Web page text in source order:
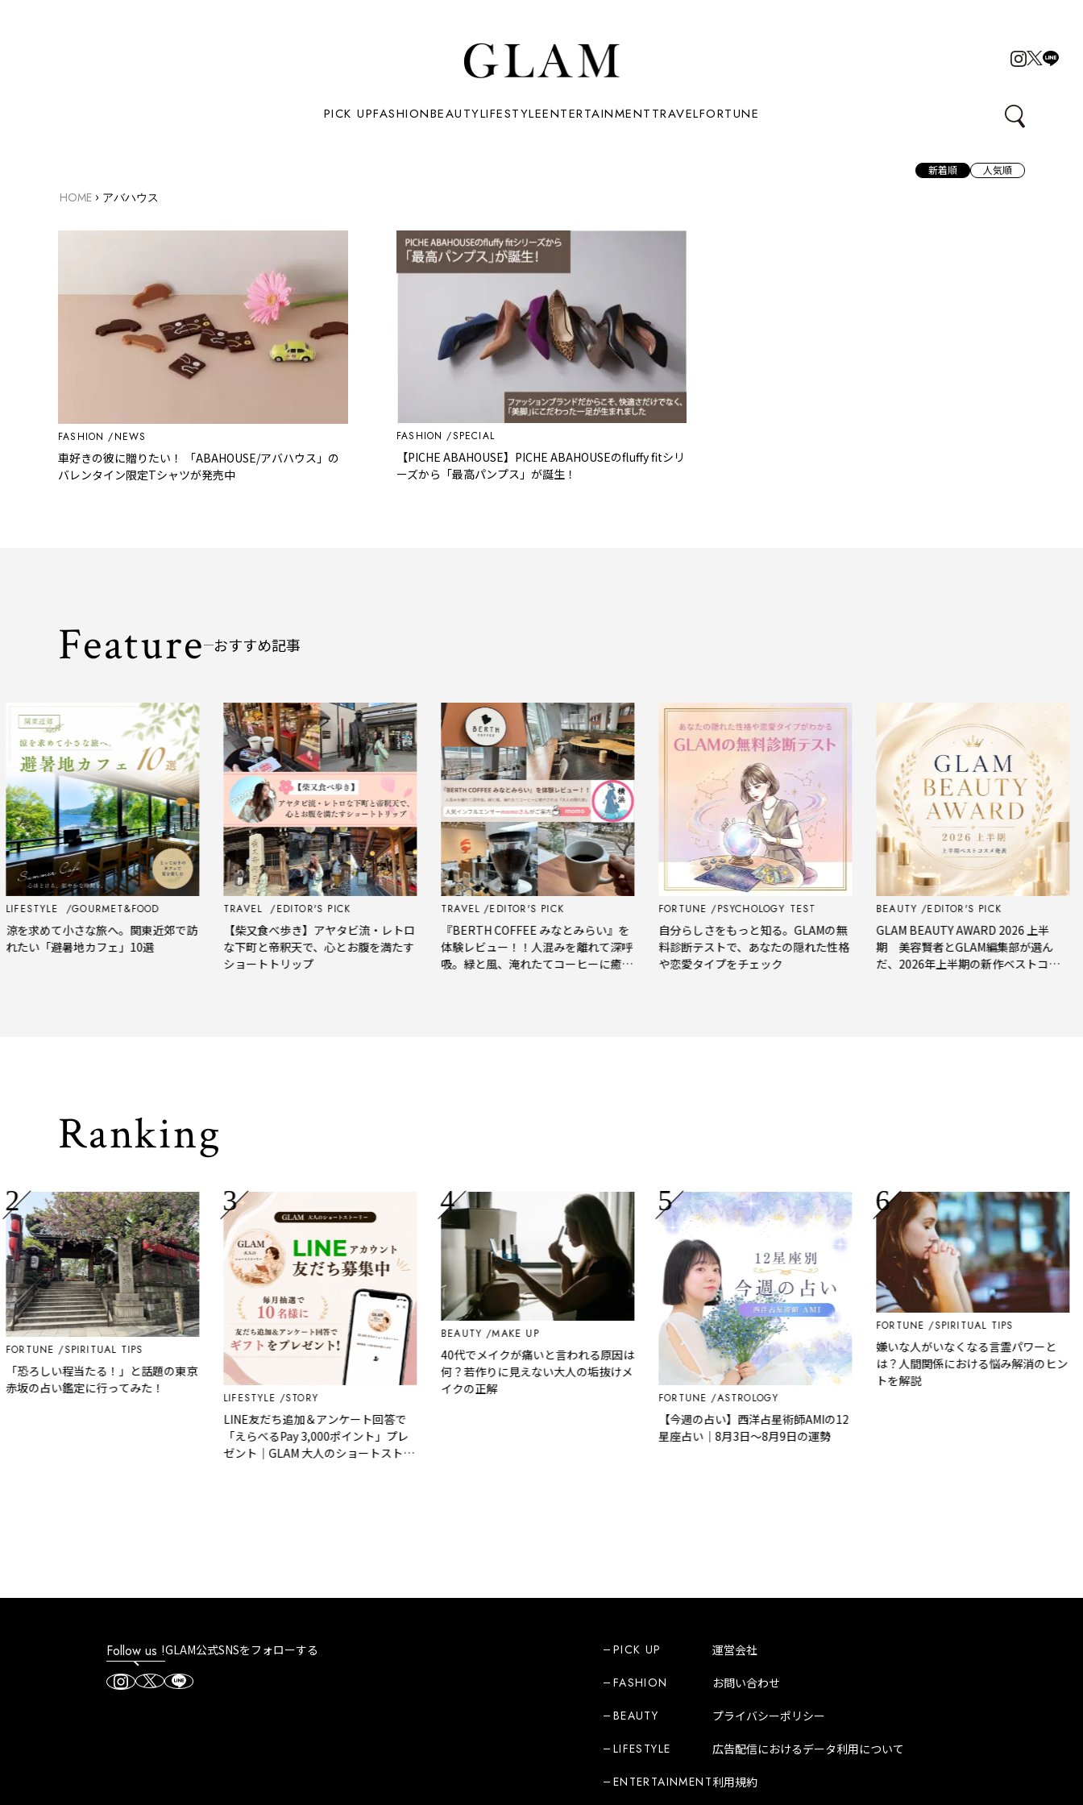
PICK UPFASHIONBEAUTYLIFESTYLEENTERTAINMENTTRAVELFORTUNE
新着順 人気順
HOME › アバハウス
FASHION NEWS
車好きの彼に贈りたい！ 「ABAHOUSE/アバハウス」の
バレンタイン限定Tシャツが発売中
FASHION SPECIAL
【PICHE ABAHOUSE】PICHE ABAHOUSEのfluffy fitシリ
ーズから「最高パンプス」が誕生！
Feature おすすめ記事
GOURMET&FOOD
求めて小さな旅へ。関東近郊で訪
い「避暑地カフェ」10選
TRAVEL EDITOR'S PICK
【柴又食べ歩き】アヤタビ流・レトロ
な下町と帝釈天で、心とお腹を満たす
ショートトリップ
TRAVEL EDITOR'S PICK
『BERTH COFFEE みなとみらい』を
体験レビュー！！人混みを離れて深呼
吸。緑と風、淹れたてコーヒーに癒や
FORTUNE PSYCHOLOGY TEST
自分らしさをもっと知る。GLAMの無
料診断テストで、あなたの隠れた性格
や恋愛タイプをチェック
BEAUTY EDITOR'S PICK
GLAM BEAUTY AWARD 2026 上半
期 美容賢者とGLAM編集部が選ん
だ、2026年上半期の新作ベストコス
Ranking
SPIRITUAL TIPS
ろしい程当たる！」と話題の東京
の占い鑑定に行ってみた！
LIFESTYLE STORY
LINE友だち追加＆アンケート回答で
「えらべるPay 3,000ポイント」プレ
ゼント｜GLAM 大人のショートストー
BEAUTY MAKE UP
40代でメイクが痛いと言われる原因は
何？若作りに見えない大人の垢抜けメ
イクの正解
FORTUNE ASTROLOGY
【今週の占い】西洋占星術師AMIの12
星座占い｜8月3日～8月9日の運勢
FORTUNE SPIRITUAL TIPS
嫌いな人がいなくなる言霊パワーと
は？人間関係における悩み解消のヒン
トを解説
Follow us !GLAM公式SNSをフォローする PICK UP
FASHION
BEAUTY
LIFESTYLE
ENTERTAINMENT
運営会社
お問い合わせ
プライバシーポリシー
広告配信におけるデータ利用について
利用規約